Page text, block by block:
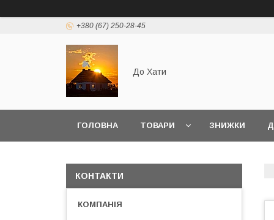
+380 (67) 250-28-45
До Хати
ГОЛОВНА ТОВАРИ ЗНИЖКИ
КОНТАКТИ